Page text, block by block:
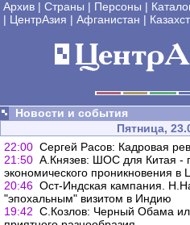
Архив | Страны | Персоны |
| ЦентрАзия | Афганистан |
Новости и события
Пятница,
22:00 Сергей Расов: Кадровая
21:50 А.Князев: ШОС для Китая -
экономического проникновения в
20:46 Ост-Индская кампания.
"эпохальным" визитом в Индию
19:42 С.Козлов: Черный Обама